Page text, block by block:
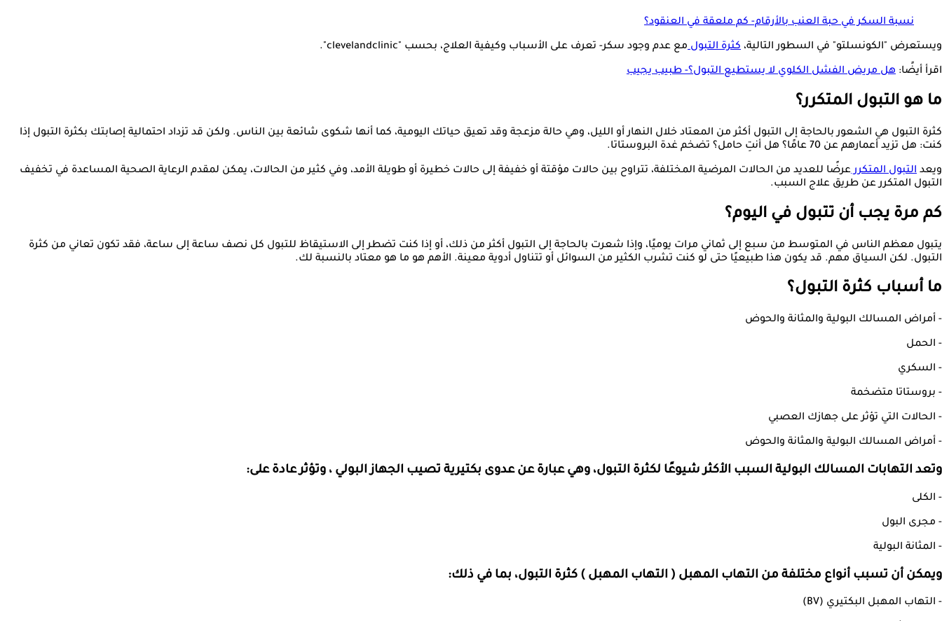
نسبة السكر في حبة العنب بالأرقام- كم ملعقة في العنقود؟
ويستعرض "الكونسلتو" في السطور التالية، كثرة التبولمع عدم وجود سكر- تعرف على الأسباب وكيفية العلاج، بحسب "clevelandclinic".
اقرأ أيضًا: هل مريض الفشل الكلوي لا يستطيع التبول؟- طبيب يجيب
ما هو التبول المتكرر؟
كثرة التبول هي الشعور بالحاجة إلى التبول أكثر من المعتاد خلال النهار أو الليل، وهي حالة مزعجة وقد تعيق حياتك اليومية، كما أنها شكوى شائعة بين الناس. ولكن قد تزداد احتمالية إصابتك بكثرة التبول إذا
كنت: هل تزيد أعمارهم عن 70 عامًا؟ هل أنتِ حامل؟ تضخم غدة البروستاتا.
ويعد التبول المتكررعرضًا للعديد من الحالات المرضية المختلفة، تتراوح بين حالات مؤقتة أو خفيفة إلى حالات خطيرة أو طويلة الأمد، وفي كثير من الحالات، يمكن لمقدم الرعاية الصحية المساعدة في تخفيف
التبول المتكرر عن طريق علاج السبب.
كم مرة يجب أن تتبول في اليوم؟
يتبول معظم الناس في المتوسط ​​من سبع إلى ثماني مرات يوميًا، وإذا شعرت بالحاجة إلى التبول أكثر من ذلك، أو إذا كنت تضطر إلى الاستيقاظ للتبول كل نصف ساعة إلى ساعة، فقد تكون تعاني من كثرة
التبول. لكن السياق مهم. قد يكون هذا طبيعيًا حتى لو كنت تشرب الكثير من السوائل أو تتناول أدوية معينة. الأهم هو ما هو معتاد بالنسبة لك.
ما أسباب كثرة التبول؟
- أمراض المسالك البولية والمثانة والحوض
- الحمل
- السكري
- بروستاتا متضخمة
- الحالات التي تؤثر على جهازك العصبي
- أمراض المسالك البولية والمثانة والحوض
وتعد التهابات المسالك البولية السبب الأكثر شيوعًا لكثرة التبول، وهي عبارة عن عدوى بكتيرية تصيب الجهاز البولي ، وتؤثر عادة على:
- الكلى
- مجرى البول
- المثانة البولية
ويمكن أن تسبب أنواع مختلفة من التهاب المهبل ( التهاب المهبل ) كثرة التبول، بما في ذلك:
- التهاب المهبل البكتيري (BV)